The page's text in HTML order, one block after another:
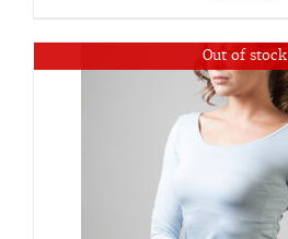
Out of stock